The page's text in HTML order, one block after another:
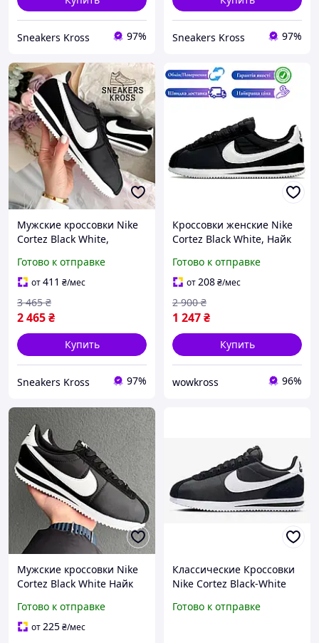
Sneakers Kross 97% Sneakers Kross 97%
Мужские кроссовки Nike
Cortez Black White,
Найк Кортез черные, Nike
Cortez текстильные
Готово к отправке
от411 ₴/мес
2 465₴
3 465 ₴
Купить
Sneakers Kross 97%
Кроссовки женские Nike
Cortez Black White, Найк
стильные, ретро,
повседневные,
демисезонные
Готово к отправке
от208₴/мес
1 247₴
2 900 ₴
Купить
wowkross 96%
Мужские кроссовки Nike
Cortez Black White Найк
замша текстиль
демисезон для парней и
Готово к отправке
от225₴/мес
Классические Кроссовки
Nike Cortez Black-White
Кортез Замша Текстиль
Готово к отправке